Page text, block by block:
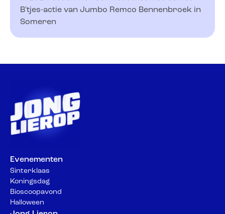
B'tjes-actie van Jumbo Remco Bennenbroek in
Someren
Evenementen
Sinterklaas
Koningsdag
Bioscoopavond
Halloween